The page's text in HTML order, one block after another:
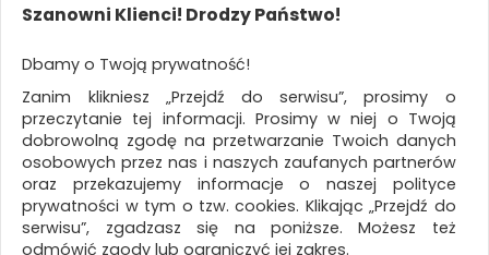
KATEGORIE
WSZYSTKIE KATEGORIE
FILTRY
Więcej
Szanowni Klienci! Drodzy Państwo!
Dbamy o Twoją prywatność!
Zanim klikniesz „Przejdź do serwisu”, prosimy o
przeczytanie tej informacji. Prosimy w niej o Twoją
dobrowolną zgodę na przetwarzanie Twoich danych
osobowych przez nas i naszych zaufanych partnerów
oraz przekazujemy informacje o naszej polityce
prywatności w tym o tzw. cookies. Klikając „Przejdź do
serwisu”, zgadzasz się na poniższe. Możesz też
odmówić zgody lub ograniczyć jej zakres.